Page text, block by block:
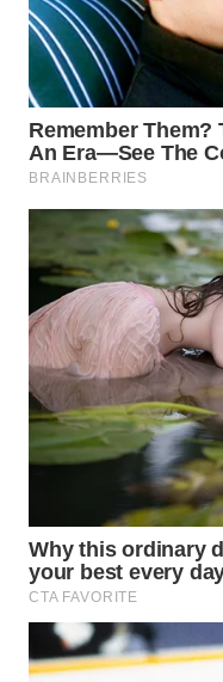
WN
PADANG
LAWAS
WN
SUMEDANG
WN
CIANJUR
WN
KEPULAUAN
SERIBU
WN
TANGERANG
WN
BINJAI
CIREBON